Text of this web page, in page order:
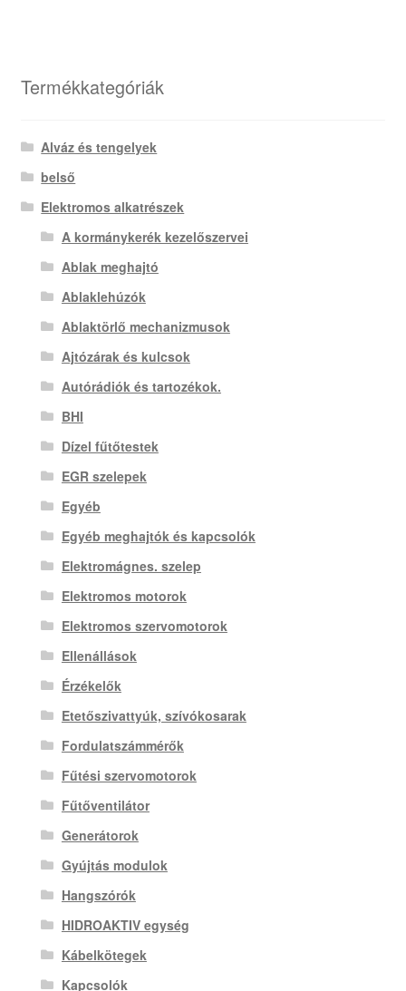
Termékkategóriák
Alváz és tengelyek
belső
Elektromos alkatrészek
A kormánykerék kezelőszervei
Ablak meghajtó
Ablaklehúzók
Ablaktörlő mechanizmusok
Ajtózárak és kulcsok
Autórádiók és tartozékok.
BHI
Dízel fűtőtestek
EGR szelepek
Egyéb
Egyéb meghajtók és kapcsolók
Elektromágnes. szelep
Elektromos motorok
Elektromos szervomotorok
Ellenállások
Érzékelők
Etetőszivattyúk, szívókosarak
Fordulatszámmérők
Fűtési szervomotorok
Fűtőventilátor
Generátorok
Gyújtás modulok
Hangszórók
HIDROAKTIV egység
Kábelkötegek
Kapcsolók